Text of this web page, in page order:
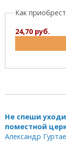
Как
24,70 руб.
Не спеши
поместной
Александр